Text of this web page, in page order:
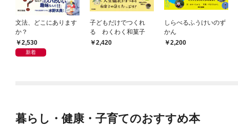
文法、どこにあります
か？
2,530
新着
子どもだけでつくれ
る わくわく和菓子
2,420
しらべるふうけいのず
かん
2,200
暮らし・健康・子育てのおすすめ本